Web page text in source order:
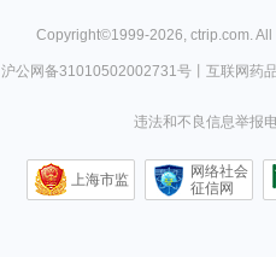
Copyright©1999-2026, ctrip.com.
沪公网备31010502002731号丨 互联网药
违法和不良信息举报
上海市监
网络社会
征信网